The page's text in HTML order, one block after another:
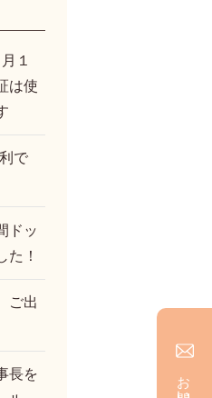
１
は使
で
ドッ
た！
ご出
長を